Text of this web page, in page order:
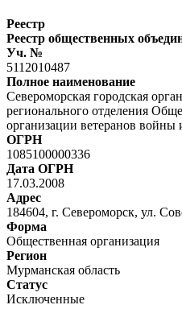
Реестр
Реестр общественных
Уч. №
5112010487
Полное наименование
Североморская городская
регионального отделения
организации ветеранов
ОГРН
1085100000336
Дата ОГРН
17.03.2008
Адрес
184604, г. Североморск, ул.
Форма
Общественная организация
Регион
Мурманская область
Статус
Исключенные